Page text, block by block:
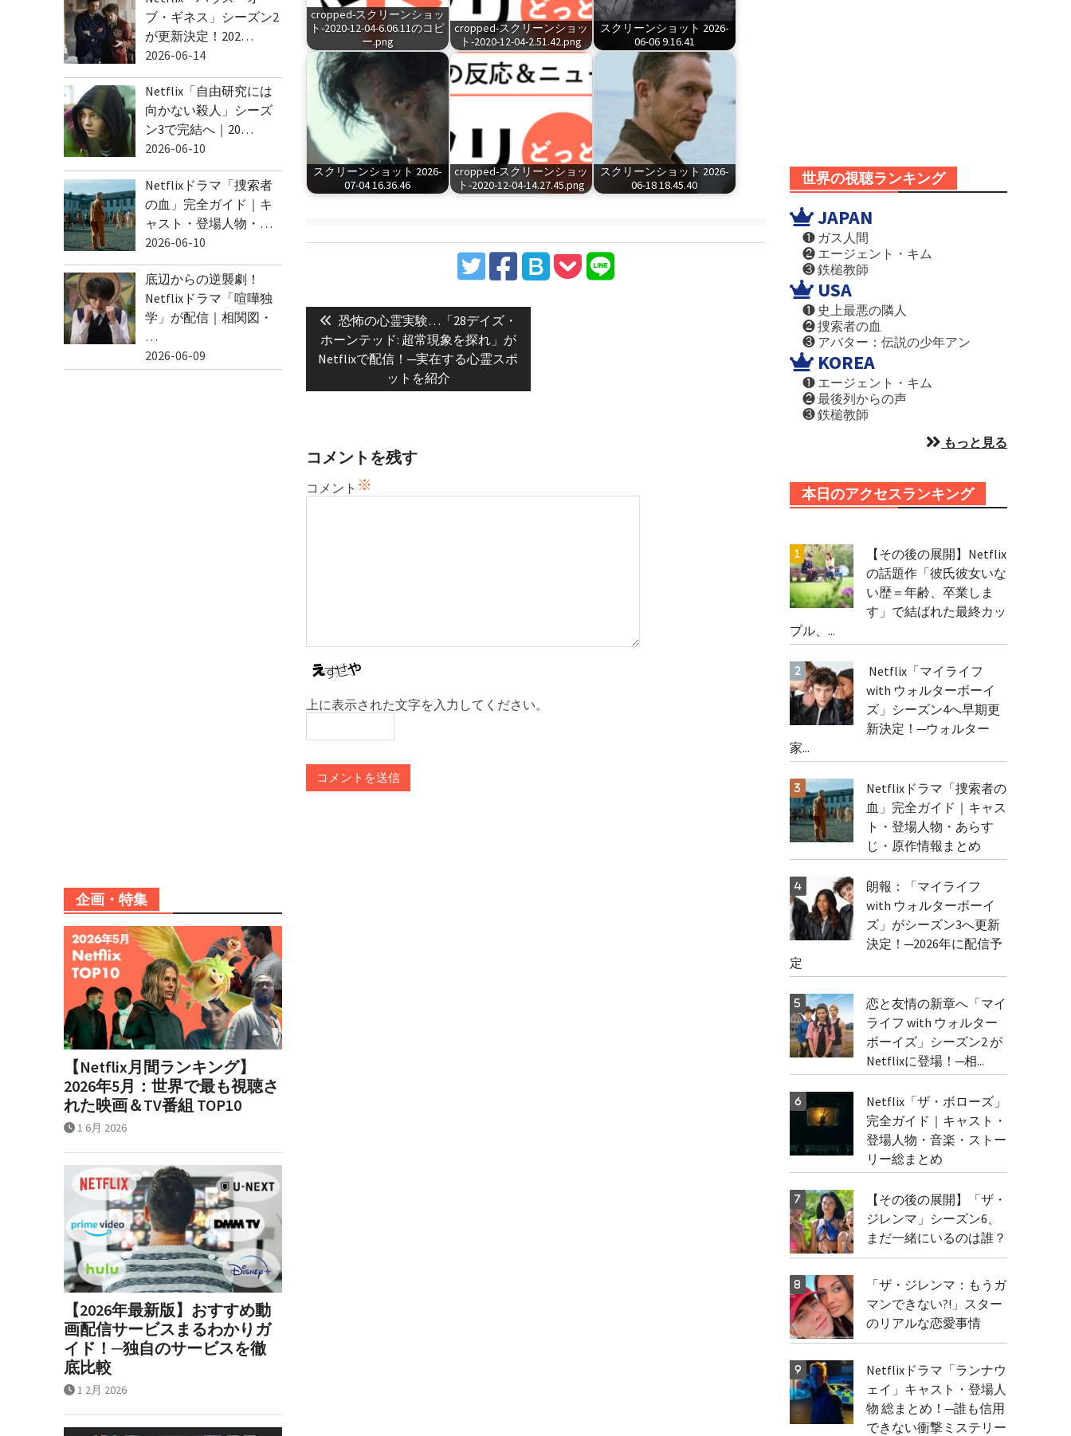
cropped-スクリーンショッ
ト-2020-12-04-6.06.11のコピ
ー.png
cropped-スクリーンショッ
ト-2020-12-04-2.51.42.png
スクリーンショット 2026-
06-06 9.16.41
スクリーンショット 2026-
07-04 16.36.46
cropped-スクリーンショッ
ト-2020-12-04-14.27.45.png
スクリーンショット 2026-
06-18 18.45.40
投
稿
ナ
ビ
ゲ
ョ
ン
Previous
post:
恐怖の心霊実験…「28デイズ・
ホーンテッド: 超常現象を探れ」が
Netflixで配信！─実在する心霊スポ
ットを紹介
コメントを残す
コメント ※
上に表示された文字を入力してください。
世界の視聴ランキング
JAPAN
❶ ガス人間
❷ エージェント・キム
❸ 鉄槌教師
USA
❶ 史上最悪の隣人
❷ 捜索者の血
❸ アバター：伝説の少年アン
KOREA
❶ エージェント・キム
❷ 最後列からの声
❸ 鉄槌教師
もっと見る
本日のアクセスランキング
【その後の展開】Netflix
の話題作「彼氏彼女いな
い歴＝年齢、卒業しま
す」で結ばれた最終カッ
プル、...
Netflix「マイライフ
with ウォルターボーイ
ズ」シーズン4へ早期更
新決定！─ウォルター
家...
Netflixドラマ「捜索者の
血」完全ガイド｜キャス
ト・登場人物・あらす
じ・原作情報まとめ
朗報：「マイライフ
with ウォルターボーイ
ズ」がシーズン3へ更新
決定！─2026年に配信予
定
恋と友情の新章へ「マイ
ライフ with ウォルター
ボーイズ」シーズン2 が
Netflixに登場！─相...
Netflix「ザ・ボローズ」
完全ガイド｜キャスト・
登場人物・音楽・ストー
リー総まとめ
【その後の展開】「ザ・
ジレンマ」シーズン6、
まだ一緒にいるのは誰？
「ザ・ジレンマ：もうガ
マンできない?!」スター
のリアルな恋愛事情
Netflixドラマ「ランナウ
ェイ」キャスト・登場人
物 総まとめ！─誰も信用
できない衝撃ミステリー
ブ・ギネス」シーズン2
が更新決定！202…
2026-06-14
Netflix「自由研究には
向かない殺人」シーズ
ン3で完結へ｜20…
2026-06-10
Netflixドラマ「捜索者
の血」完全ガイド｜キ
ャスト・登場人物・…
2026-06-10
底辺からの逆襲劇！
Netflixドラマ「喧嘩独
学」が配信｜相関図・
…
2026-06-09
企画・特集
【Netflix月間ランキング】
2026年5月：世界で最も視聴さ
れた映画＆TV番組 TOP10
1 6月 2026
【2026年最新版】おすすめ動
画配信サービスまるわかりガ
イド！─独自のサービスを徹
底比較
1 2月 2026